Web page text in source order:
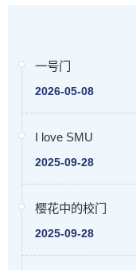
一号门
2026-05-08
I love SMU
2025-09-28
樱花中的校门
2025-09-28